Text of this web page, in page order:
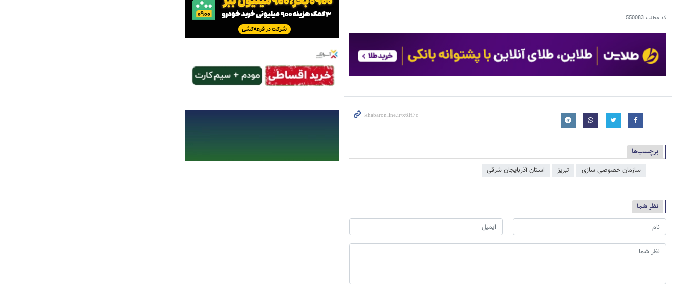
کد مطلب550083
برچسب‌ها
سازمان خصوصی سازی تبریز استان آذربایجان شرقی
نظر شما